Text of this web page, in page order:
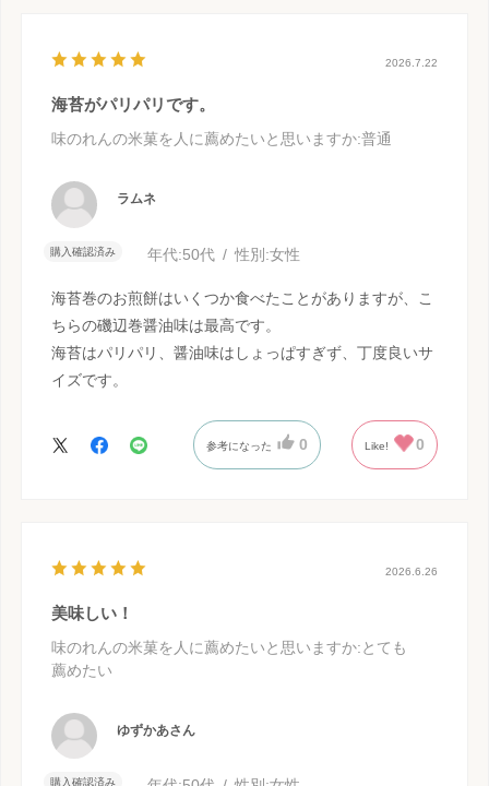
2026.7.22
海苔がパリパリです。
味のれんの米菓を人に薦めたいと思いますか:普通
ラムネ
購入確認済み 年代:50代 性別:女性
海苔巻のお煎餅はいくつか食べたことがありますが、こ
ちらの磯辺巻醤油味は最高です。
海苔はパリパリ、醤油味はしょっぱすぎず、丁度良いサ
イズです。
参考になった 0 Like! 0
2026.6.26
美味しい！
味のれんの米菓を人に薦めたいと思いますか:とても
薦めたい
ゆずかあさん
購入確認済み